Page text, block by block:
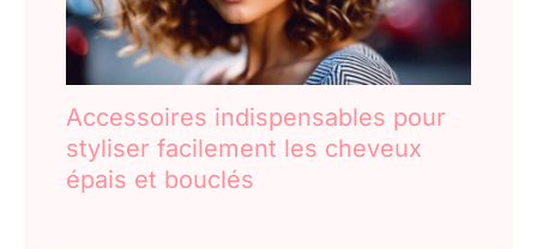
Accessoires indispensables pour
styliser facilement les cheveux
épais et bouclés